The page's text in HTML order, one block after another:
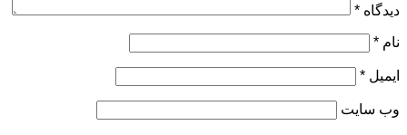
دیدگاه *
نام *
ایمیل *
وب‌ سایت